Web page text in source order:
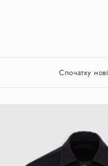
Спочатку нові